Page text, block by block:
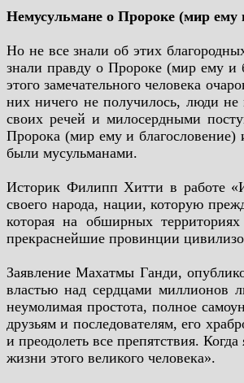
Немусульмане о Пророке (мир ему
Но не все знали об этих
знали правду о Пророке (мир ему и
этого замечательного человека
них ничего не получилось, люди не
своих речей и милосердными
Пророка (мир ему и
были мусульманами.
Историк Филипп Хитти в работе
своего народа, нации, которую
которая на обширных
прекраснейшие провинции
Заявление Махатмы Ганди,
властью над сердцами миллионов
неумолимая простота, полное
друзьям и последователям, его
и преодолеть все препятствия.
жизни этого великого человека».